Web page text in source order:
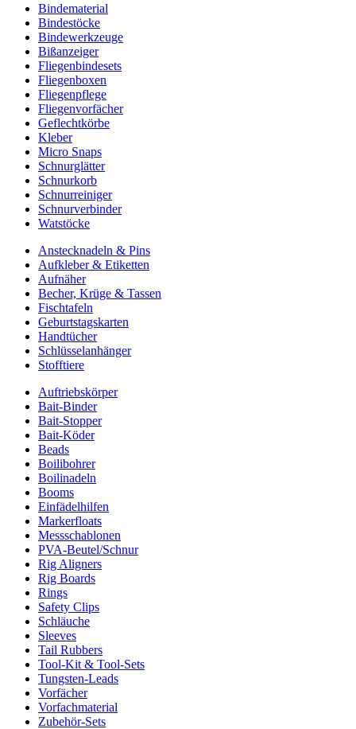
Bindematerial
Bindestöcke
Bindewerkzeuge
Bißanzeiger
Fliegenbindesets
Fliegenboxen
Fliegenpflege
Fliegenvorfächer
Geflechtkörbe
Kleber
Micro Snaps
Schnurglätter
Schnurkorb
Schnurreiniger
Schnurverbinder
Watstöcke
Anstecknadeln & Pins
Aufkleber & Etiketten
Aufnäher
Becher, Krüge & Tassen
Fischtafeln
Geburtstagskarten
Handtücher
Schlüsselanhänger
Stofftiere
Auftriebskörper
Bait-Binder
Bait-Stopper
Bait-Köder
Beads
Boilibohrer
Boilinadeln
Booms
Einfädelhilfen
Markerfloats
Messschablonen
PVA-Beutel/Schnur
Rig Aligners
Rig Boards
Rings
Safety Clips
Schläuche
Sleeves
Tail Rubbers
Tool-Kit & Tool-Sets
Tungsten-Leads
Vorfächer
Vorfachmaterial
Zubehör-Sets